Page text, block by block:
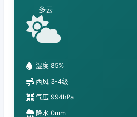
多云
湿度 85%
西风 3-4级
气压 994hPa
降水 0mm